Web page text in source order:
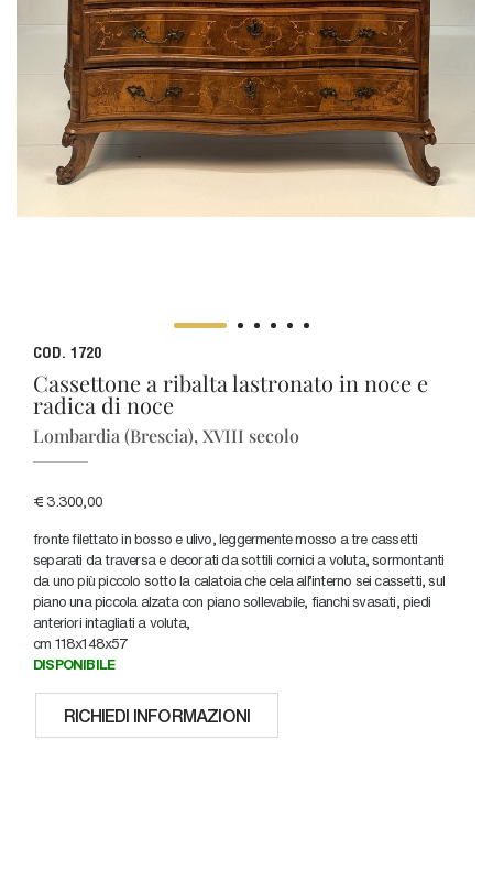
COD. 1720
Cassettone a ribalta lastronato in noce e
radica di noce
Lombardia (Brescia), XVIII secolo
€ 3.300,00
fronte filettato in bosso e ulivo, leggermente mosso a tre cassetti
separati da traversa e decorati da sottili cornici a voluta, sormontanti
da uno più piccolo sotto la calatoia che cela all'interno sei cassetti, sul
piano una piccola alzata con piano sollevabile, fianchi svasati, piedi
anteriori intagliati a voluta,
cm 118x148x57
DISPONIBILE
RICHIEDI INFORMAZIONI